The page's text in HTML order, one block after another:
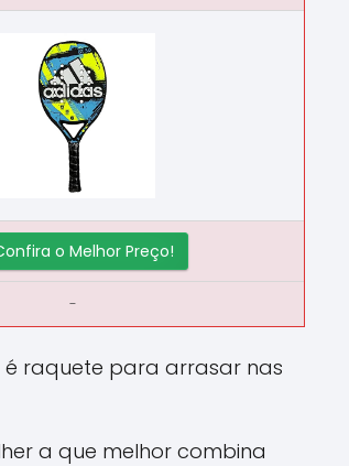
o Melhor Preço!
-
raquete para arrasar nas
a que melhor combina